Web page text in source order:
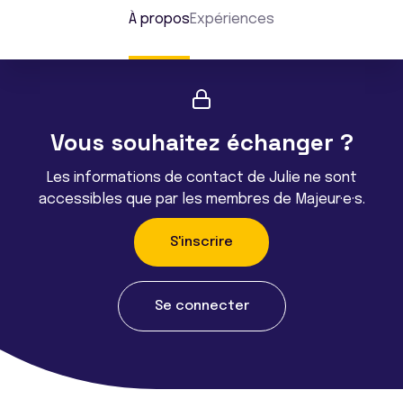
À proposExpériences
Vous souhaitez échanger ?
Les informations de contact de Julie ne sont
accessibles que par les membres de Majeur·e·s.
S'inscrire
Se connecter